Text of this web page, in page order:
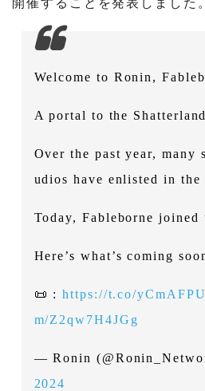
Welcome to Ronin,
A portal to the
Over the past year, many
udios have enlisted in the
Today, Fableborne joined
Here’s what’s coming
📜 :https://t.co/
m/Z2qw7H4JGg
— Ronin
2024